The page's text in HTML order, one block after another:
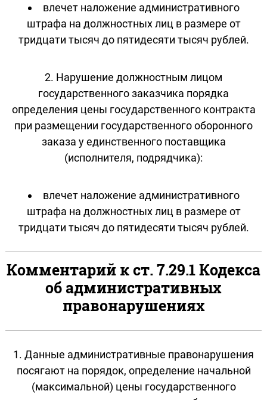
влечет наложение административного
штрафа на должностных лиц в размере от
тридцати тысяч до пятидесяти тысяч рублей.
2. Нарушение должностным лицом
государственного заказчика порядка
определения цены государственного контракта
при размещении государственного оборонного
заказа у единственного поставщика
(исполнителя, подрядчика):
влечет наложение административного
штрафа на должностных лиц в размере от
тридцати тысяч до пятидесяти тысяч рублей.
Комментарий к ст. 7.29.1 Кодекса
об административных
правонарушениях
1. Данные административные правонарушения
посягают на порядок, определение начальной
(максимальной) цены государственного